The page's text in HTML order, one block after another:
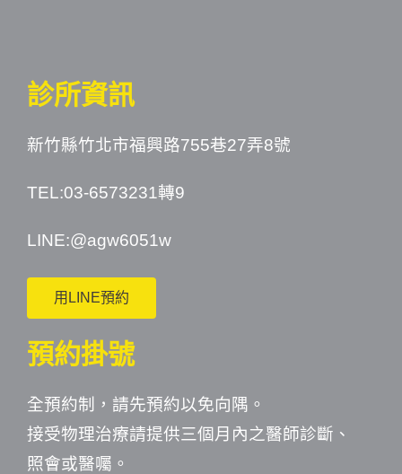
診所資訊
新竹縣竹北市福興路755巷27弄8號
TEL:03-6573231轉9
LINE:@agw6051w
用LINE預約
預約掛號
全預約制，請先預約以免向隅。
接受物理治療請提供三個月內之醫師診斷、
照會或醫囑。